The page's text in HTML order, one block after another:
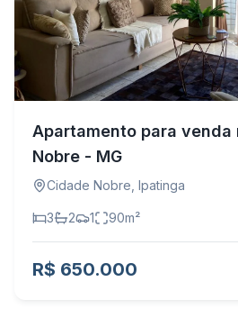
Apartamento para venda
Nobre - MG
Cidade Nobre, Ipatinga
3 2 1 90m²
R$ 650.000